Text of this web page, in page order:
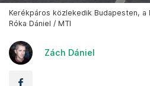
Kerékpáros közlekedik Budapesten, a
Róka Dániel / MTI
Zách Dániel